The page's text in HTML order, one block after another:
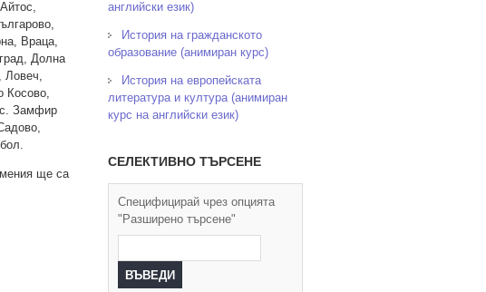
Враца,
Долна
Ловеч,
Косово,
Замфир
ще са
английски език)
История на гражданското
образование (анимиран курс)
История на европейската
литература и култура (анимиран
курс на английски език)
СЕЛЕКТИВНО ТЪРСЕНЕ
Специфицирай чрез опцията
"Разширено търсене"